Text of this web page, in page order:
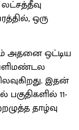
ஒரு
அதனை ஒட்டிய
இதன்
11-
தாழ்வு